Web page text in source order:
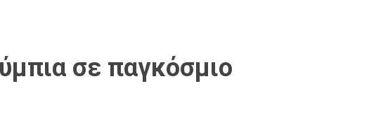
σε παγκόσμιο